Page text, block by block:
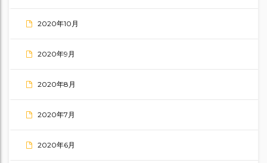
2020年10月
2020年9月
2020年8月
2020年7月
2020年6月